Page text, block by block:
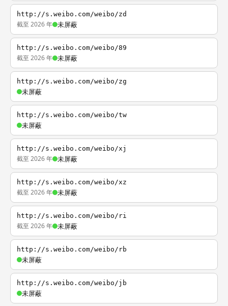
http://s.weibo.com/weibo/zd
截至 2026 年 未屏蔽
http://s.weibo.com/weibo/89
截至 2026 年 未屏蔽
http://s.weibo.com/weibo/zg
未屏蔽
http://s.weibo.com/weibo/tw
未屏蔽
http://s.weibo.com/weibo/xj
截至 2026 年 未屏蔽
http://s.weibo.com/weibo/xz
截至 2026 年 未屏蔽
http://s.weibo.com/weibo/ri
截至 2026 年 未屏蔽
http://s.weibo.com/weibo/rb
未屏蔽
http://s.weibo.com/weibo/jb
未屏蔽